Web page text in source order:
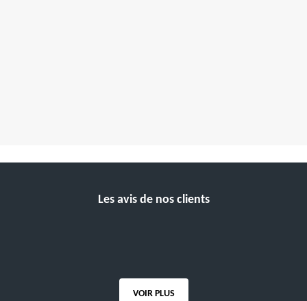
Les avis de nos clients
VOIR PLUS